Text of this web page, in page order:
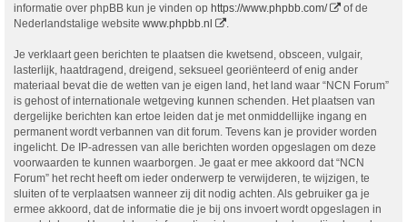
informatie over phpBB kun je vinden op https://www.phpbb.com/
of de
Nederlandstalige website www.phpbb.nl .
Je verklaart geen berichten te plaatsen die kwetsend, obsceen, vulgair,
lasterlijk, haatdragend, dreigend, seksueel georiënteerd of enig ander
materiaal bevat die de wetten van je eigen land, het land waar “NCN Forum”
is gehost of internationale wetgeving kunnen schenden. Het plaatsen van
dergelijke berichten kan ertoe leiden dat je met onmiddellijke ingang en
permanent wordt verbannen van dit forum. Tevens kan je provider worden
ingelicht. De IP-adressen van alle berichten worden opgeslagen om deze
voorwaarden te kunnen waarborgen. Je gaat er mee akkoord dat “NCN
Forum” het recht heeft om ieder onderwerp te verwijderen, te wijzigen, te
sluiten of te verplaatsen wanneer zij dit nodig achten. Als gebruiker ga je
ermee akkoord, dat de informatie die je bij ons invoert wordt opgeslagen in